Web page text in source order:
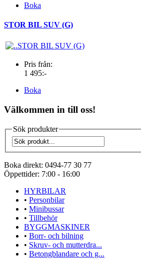
Boka
STOR BIL SUV (G)
Pris från:
1 495:-
Boka
Välkommen in till oss!
Sök produkter
Boka direkt: 0494-77 30 77
Öppettider: 7:00 - 16:00
HYRBILAR
• Personbilar
• Minibussar
• Tillbehör
BYGGMASKINER
• Borr- och bilning
• Skruv- och mutterdra...
• Betongblandare och g...